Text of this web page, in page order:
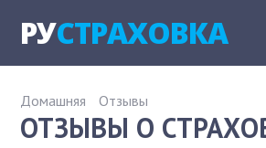
РУСТРАХОВКА
Домашняя Отзывы
ОТЗЫВЫ О